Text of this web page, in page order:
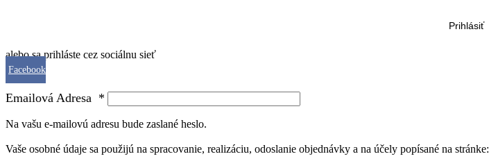
Prihlásiť
alebo sa prihláste cez sociálnu sieť
Facebook
Emailová Adresa *
Na vašu e-mailovú adresu bude zaslané heslo.
Vaše osobné údaje sa použijú na spracovanie, realizáciu, odoslanie objednávky a na účely popísané na stránke: